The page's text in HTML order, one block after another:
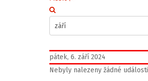
pátek, 6. září 2024
Nebyly nalezeny žádné události